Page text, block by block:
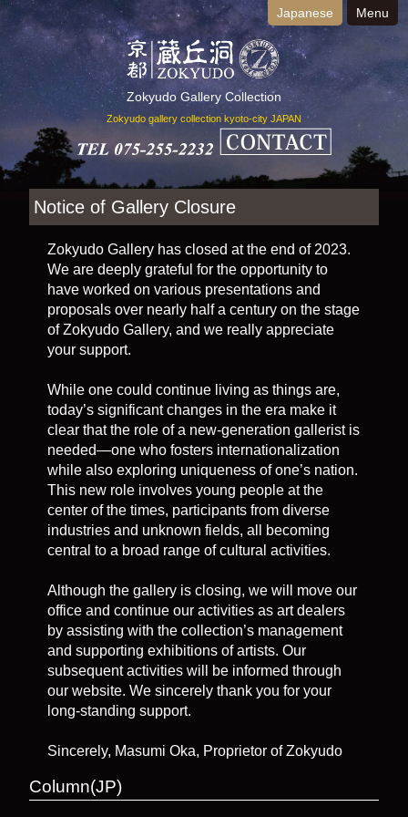
Japanese Menu
Zokyudo Gallery Collection
Zokyudo gallery collection kyoto-city JAPAN
Notice of Gallery Closure
Zokyudo Gallery has closed at the end of 2023.
We are deeply grateful for the opportunity to
have worked on various presentations and
proposals over nearly half a century on the stage
of Zokyudo Gallery, and we really appreciate
your support.
While one could continue living as things are,
today’s significant changes in the era make it
clear that the role of a new-generation gallerist is
needed—one who fosters internationalization
while also exploring uniqueness of one’s nation.
This new role involves young people at the
center of the times, participants from diverse
industries and unknown fields, all becoming
central to a broad range of cultural activities.
Although the gallery is closing, we will move our
office and continue our activities as art dealers
by assisting with the collection’s management
and supporting exhibitions of artists. Our
subsequent activities will be informed through
our website. We sincerely thank you for your
long-standing support.
Sincerely, Masumi Oka, Proprietor of Zokyudo
Column(JP)